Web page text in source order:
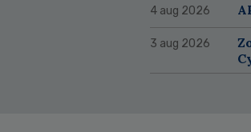
4 aug 2026
3 aug 2026